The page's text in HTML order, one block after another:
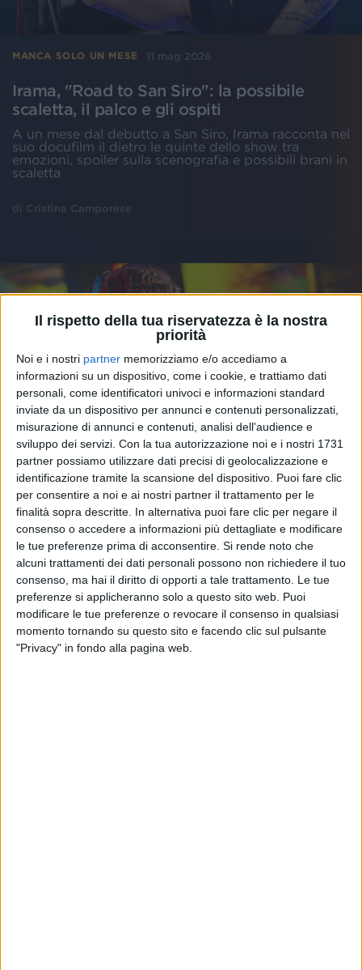
Il rispetto della tua riservatezza è la nostra
priorità
Noi e i nostri partner memorizziamo e/o accediamo a
informazioni su un dispositivo, come i cookie, e trattiamo dati
personali, come identificatori univoci e informazioni standard
inviate da un dispositivo per annunci e contenuti personalizzati,
misurazione di annunci e contenuti, analisi dell'audience e
sviluppo dei servizi. Con la tua autorizzazione noi e i nostri 1731
partner possiamo utilizzare dati precisi di geolocalizzazione e
identificazione tramite la scansione del dispositivo. Puoi fare clic
per consentire a noi e ai nostri partner il trattamento per le
finalità sopra descritte. In alternativa puoi fare clic per negare il
consenso o accedere a informazioni più dettagliate e modificare
le tue preferenze prima di acconsentire. Si rende noto che
alcuni trattamenti dei dati personali possono non richiedere il tuo
consenso, ma hai il diritto di opporti a tale trattamento. Le tue
preferenze si applicheranno solo a questo sito web. Puoi
modificare le tue preferenze o revocare il consenso in qualsiasi
momento tornando su questo sito e facendo clic sul pulsante
"Privacy" in fondo alla pagina web.
MANCA SOLO UN MESE 11 mag 2026
Irama, "Road to San Siro": la possibile
scaletta, il palco e gli ospiti
A un mese dal debutto a San Siro, Irama racconta nel
suo docufilm il dietro le quinte dello show tra
emozioni, spoiler sulla scenografia e possibili brani in
scaletta
di Cristina Camporese
Irama: la fine di un amore nel nuovo singolo
“Tutto tranne questo”
È il sesto estratto da “Antologia della vita e della
morte”, album già certificato disco d'Oro
diDaniele Verderio